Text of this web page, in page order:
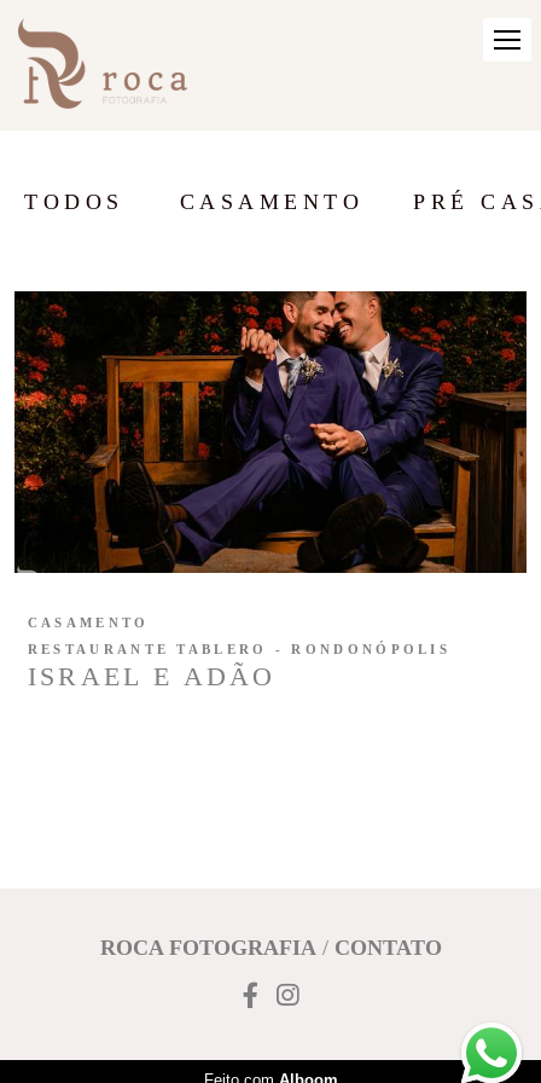
TODOS CASAMENTO PRÉ
ISRAEL E ADÃO
CASAMENTO
RESTAURANTE TABLERO - RONDONÓPOLIS
ROCA FOTOGRAFIA/ CONTATO